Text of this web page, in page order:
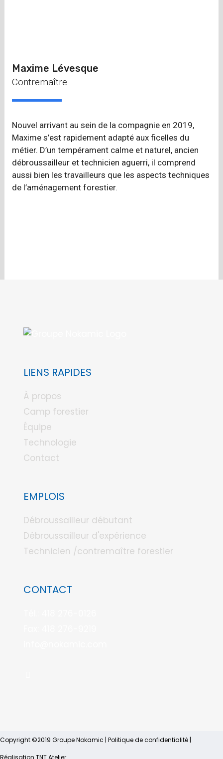
Maxime Lévesque
Contremaître
Nouvel arrivant au sein de la compagnie en 2019,
Maxime s’est rapidement adapté aux ficelles du
métier. D’un tempérament calme et naturel, ancien
débroussailleur et technicien aguerri, il comprend
aussi bien les travailleurs que les aspects techniques
de l’aménagement forestier.
LIENS RAPIDES
À propos
Camp forestier
Équipe
Technologie
Contact
EMPLOIS
Débroussailleur débutant
Débroussailleur d'expérience
Technicien /contremaître forestier
CONTACT
Copyright ©2019 Groupe Nokamic | Politique de confidentialité |
Réalisation TNT Atelier